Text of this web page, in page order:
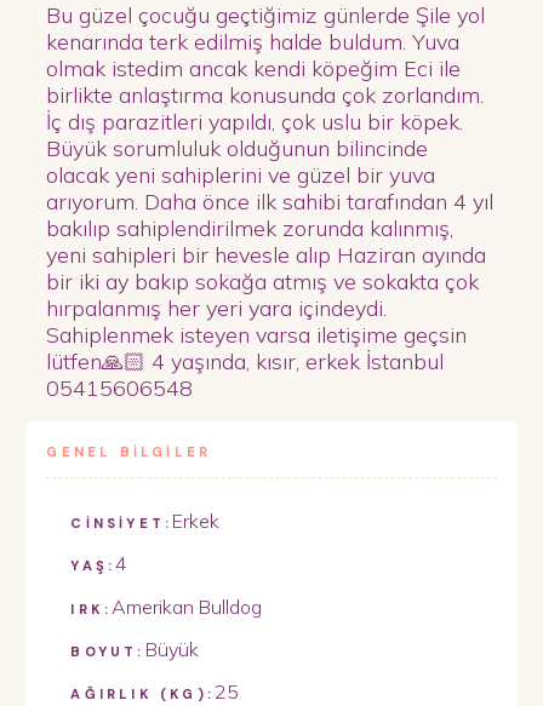
Bu güzel çocuğu geçtiğimiz günlerde Şile yol
kenarında terk edilmiş halde buldum. Yuva
olmak istedim ancak kendi köpeğim Eci ile
birlikte anlaştırma konusunda çok zorlandım.
İç dış parazitleri yapıldı, çok uslu bir köpek.
Büyük sorumluluk olduğunun bilincinde
olacak yeni sahiplerini ve güzel bir yuva
arıyorum. Daha önce ilk sahibi tarafından 4 yıl
bakılıp sahiplendirilmek zorunda kalınmış,
yeni sahipleri bir hevesle alıp Haziran ayında
bir iki ay bakıp sokağa atmış ve sokakta çok
hırpalanmış her yeri yara içindeydi.
Sahiplenmek isteyen varsa iletişime geçsin
lütfen🙏🏻 4 yaşında, kısır, erkek İstanbul
05415606548
GENEL BİLGİLER
CİNSİYET: Erkek
YAŞ:4
IRK: Amerikan Bulldog
BOYUT: Büyük
AĞIRLIK (KG): 25